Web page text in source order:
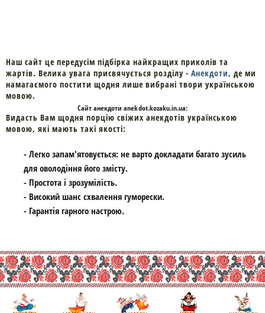
Наш сайт це передусім підбірка найкращих приколів та
жартів. Велика увага присвячується розділу - Анекдоти, де ми
намагаємого постити щодня лише вибрані твори українською
мовою.
Cайтанекдоти anekdot.kozaku.in.ua:
Видасть Вам щодня порцію свіжих анекдотів українською
мовою, які мають такі якості:
- Легко запам'ятовується: не варто докладати багато зусиль
для оволодіння його змісту.
- Простота і зрозумілість.
- Високий шанс схвалення гуморески.
- Гарантія гарного настрою.